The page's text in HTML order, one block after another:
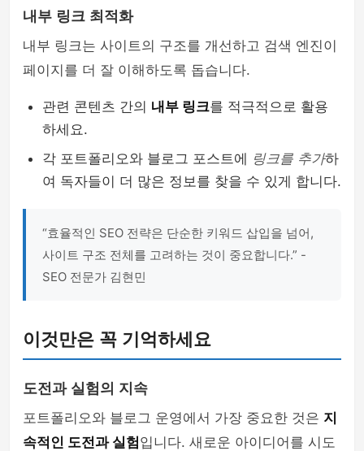
내부 링크 최적화
내부 링크는 사이트의 구조를 개선하고 검색 엔진이
페이지를 더 잘 이해하도록 돕습니다.
관련 콘텐츠 간의 내부 링크를 적극적으로 활용
하세요.
각 포트폴리오와 블로그 포스트에 링크를 추가하
여 독자들이 더 많은 정보를 찾을 수 있게 합니다.
“효율적인 SEO 전략은 단순한 키워드 삽입을 넘어,
사이트 구조 전체를 고려하는 것이 중요합니다.” -
SEO 전문가 김현민
이것만은 꼭 기억하세요
도전과 실험의 지속
포트폴리오와 블로그 운영에서 가장 중요한 것은 지
속적인 도전과 실험입니다. 새로운 아이디어를 시도